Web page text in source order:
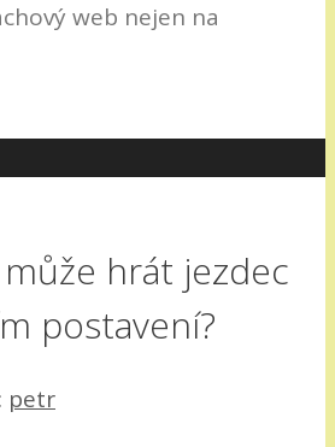
web nejen na
může hrát jezdec
postavení?
petr